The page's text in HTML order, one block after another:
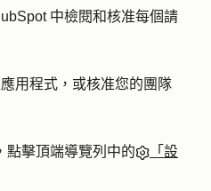
中檢閱和核准每個請
用程式，或核准您的團隊
點擊頂端導覽列中的
「設